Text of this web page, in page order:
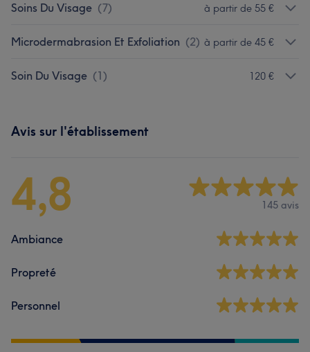
Soins Du Visage (7) à partir de 55 €
Microdermabrasion Et Exfoliation (2) à partir de 45 €
Soin Du Visage (1) 120 €
Avis sur l'établissement
4,8 145 avis
Ambiance
Propreté
Personnel